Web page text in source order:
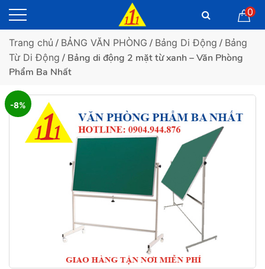
0
Trang chủ / BẢNG VĂN PHÒNG / Bảng Di Động / Bảng
Từ Di Động / Bảng di động 2 mặt từ xanh – Văn Phòng
Phẩm Ba Nhất
-8%